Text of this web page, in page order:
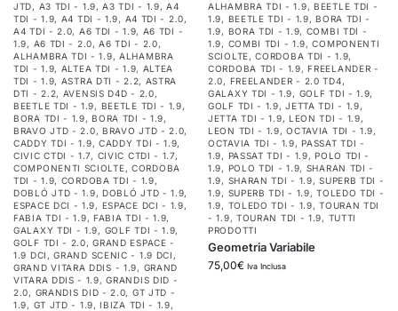
JTD, A3 TDI - 1.9,A3 TDI - 1.9,A4
TDI - 1.9, A4 TDI - 1.9, A4 TDI - 2.0,
A4 TDI - 2.0, A6 TDI - 1.9, A6 TDI -
1.9, A6 TDI - 2.0,A6 TDI - 2.0,
ALHAMBRA TDI - 1.9,ALHAMBRA
TDI - 1.9, ALTEA TDI - 1.9, ALTEA
TDI - 1.9, ASTRA DTI - 2.2, ASTRA
DTI - 2.2, AVENSIS D4D - 2.0,
BEETLE TDI - 1.9, BEETLE TDI - 1.9,
BORA TDI - 1.9,BORA TDI - 1.9,
BRAVO JTD - 2.0, BRAVO JTD - 2.0,
CADDY TDI - 1.9, CADDY TDI - 1.9,
CIVIC CTDI - 1.7, CIVIC CTDI - 1.7,
COMPONENTI SCIOLTE,CORDOBA
TDI - 1.9, CORDOBA TDI - 1.9,
DOBLÓ JTD - 1.9, DOBLÓ JTD - 1.9,
ESPACE DCI - 1.9, ESPACE DCI - 1.9,
FABIA TDI - 1.9, FABIA TDI - 1.9,
GALAXY TDI - 1.9, GOLF TDI - 1.9,
GOLF TDI - 2.0,GRAND ESPACE -
1.9 DCI ,GRAND SCENIC - 1.9 DCI ,
GRAND VITARA DDIS - 1.9, GRAND
VITARA DDIS - 1.9,GRANDIS DID -
2.0, GRANDIS DID - 2.0, GT JTD -
1.9, GT JTD - 1.9,IBIZA TDI - 1.9,
ALHAMBRA TDI - 1.9,BEETLE TDI -
1.9, BEETLE TDI - 1.9,BORA TDI -
1.9, BORA TDI - 1.9, COMBI TDI -
1.9, COMBI TDI - 1.9,COMPONENTI
SCIOLTE,CORDOBA TDI - 1.9,
CORDOBA TDI - 1.9,FREELANDER -
2.0, FREELANDER - 2.0 TD4,
GALAXY TDI - 1.9, GOLF TDI - 1.9,
GOLF TDI - 1.9,JETTA TDI - 1.9,
JETTA TDI - 1.9, LEON TDI - 1.9,
LEON TDI - 1.9,OCTAVIA TDI - 1.9,
OCTAVIA TDI - 1.9,PASSAT TDI -
1.9, PASSAT TDI - 1.9,POLO TDI -
1.9, POLO TDI - 1.9, SHARAN TDI -
1.9, SHARAN TDI - 1.9,SUPERB TDI -
1.9, SUPERB TDI - 1.9,TOLEDO TDI -
1.9, TOLEDO TDI - 1.9,TOURAN TDI
- 1.9, TOURAN TDI - 1.9, TUTTI
PRODOTTI
Geometria Variabile
75,00€ Iva Inclusa